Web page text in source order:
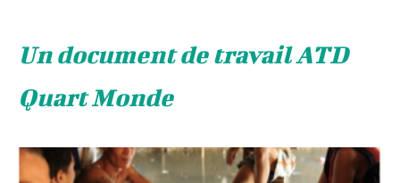
Un document de travail ATD
Quart Monde